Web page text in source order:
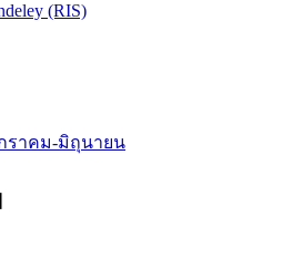
(RIS)
ราคม-มิถุนายน